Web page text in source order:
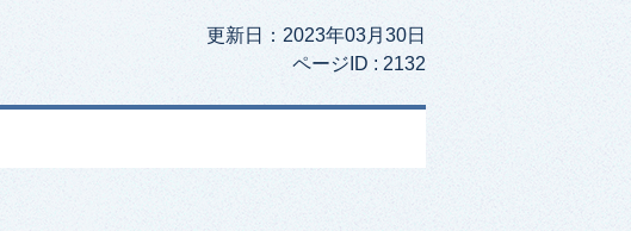
更新日：2023年03月30日
ページID : 2132